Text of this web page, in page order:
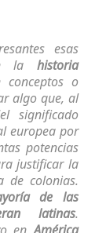
esas
lahistoria
o
algo que, al
significado
europea por
potencias
justificar la
de colonias.
de las
latinas.